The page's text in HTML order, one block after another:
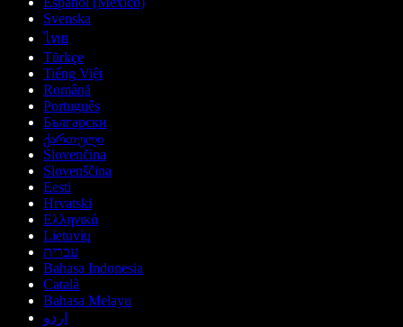
Svenska
ไทย
Türkçe
Tiếng Việt
Română
Português
Български
ქართული
Slovenčina
Slovenščina
Eesti
Hrvatski
Ελληνικά
Lietuvių
עברית
Bahasa Indonesia
Català
Bahasa Melayu
اردو